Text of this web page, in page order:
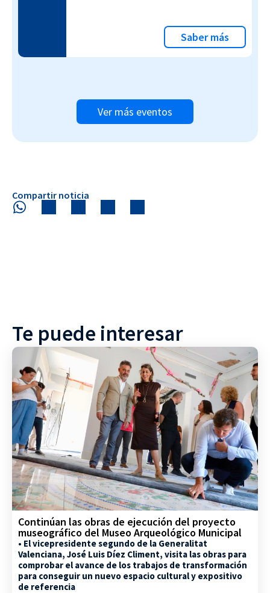
Saber más
Ver más eventos
Compartir noticia
Te puede interesar
Continúan las obras de ejecución del proyecto
museográfico del Museo Arqueológico Municipal
• El vicepresidente segundo de la Generalitat
Valenciana, José Luis Díez Climent, visita las obras para
comprobar el avance de los trabajos de transformación
para conseguir un nuevo espacio cultural y expositivo
de referencia